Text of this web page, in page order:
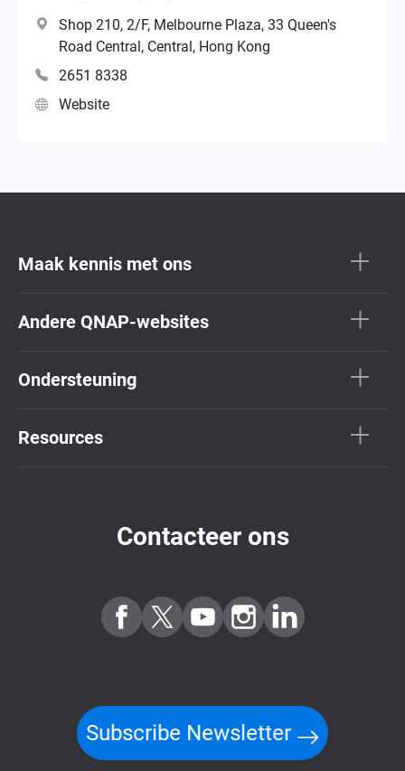
Shop 210, 2/F, Melbourne Plaza, 33 Queen's
Road Central, Central, Hong Kong
2651 8338
Website
Maak kennis met ons
Andere QNAP-websites
Ondersteuning
Resources
Contacteer ons
Subscribe Newsletter